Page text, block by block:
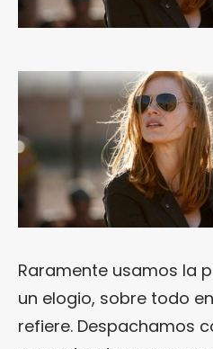
Raramente usamos la
un elogio, sobre todo
refiere. Despachamos